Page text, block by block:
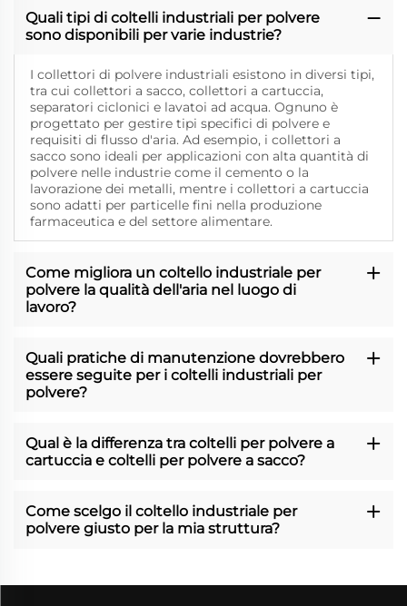
Quali tipi di coltelli industriali per polvere
sono disponibili per varie industrie?
I collettori di polvere industriali esistono in diversi tipi,
tra cui collettori a sacco, collettori a cartuccia,
separatori ciclonici e lavatoi ad acqua. Ognuno è
progettato per gestire tipi specifici di polvere e
requisiti di flusso d'aria. Ad esempio, i collettori a
sacco sono ideali per applicazioni con alta quantità di
polvere nelle industrie come il cemento o la
lavorazione dei metalli, mentre i collettori a cartuccia
sono adatti per particelle fini nella produzione
farmaceutica e del settore alimentare.
Come migliora un coltello industriale per
polvere la qualità dell'aria nel luogo di
lavoro?
Quali pratiche di manutenzione dovrebbero
essere seguite per i coltelli industriali per
polvere?
Qual è la differenza tra coltelli per polvere a
cartuccia e coltelli per polvere a sacco?
Come scelgo il coltello industriale per
polvere giusto per la mia struttura?